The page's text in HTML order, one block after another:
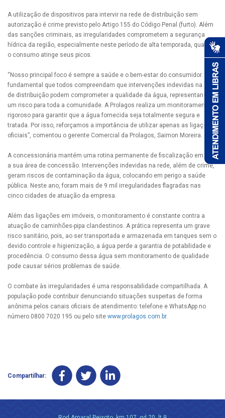
A utilização de dispositivos para intervir na rede de distribuição sem
autorização é crime previsto pelo Artigo 155 do Código Penal (furto). Além
das sanções criminais, as irregularidades comprometem a segurança
hídrica da região, especialmente neste período de alta temporada, quando
o consumo atinge seus picos.
“Nosso principal foco é sempre a saúde e o bem-estar do consumidor. É
fundamental que todos compreendam que intervenções indevidas na rede
de distribuição podem comprometer a qualidade da água, representando
um risco para toda a comunidade. A Prolagos realiza um monitoramento
rigoroso para garantir que a água fornecida seja totalmente segura e
tratada. Por isso, reforçamos a importância de utilizar apenas as ligações
oficiais”, comentou o gerente Comercial da Prolagos, Saimon Moreira.
A concessionária mantém uma rotina permanente de fiscalização em toda
a sua área de concessão. Intervenções indevidas na rede, além de crime,
geram riscos de contaminação da água, colocando em perigo a saúde
pública. Neste ano, foram mais de 9 mil irregularidades flagradas nas
cinco cidades de atuação da empresa.
Além das ligações em imóveis, o monitoramento é constante contra a
atuação de caminhões-pipa clandestinos. A prática representa um grave
risco sanitário, pois, ao ser transportada e armazenada em tanques sem o
devido controle e higienização, a água perde a garantia de potabilidade e
procedência. O consumo dessa água sem monitoramento de qualidade
pode causar sérios problemas de saúde.
O combate às irregularidades é uma responsabilidade compartilhada. A
população pode contribuir denunciando situações suspeitas de forma
anônima pelos canais oficiais de atendimento: telefone e WhatsApp no
número 0800 7020 195 ou pelo site www.prolagos.com.br.
Compartilhar: